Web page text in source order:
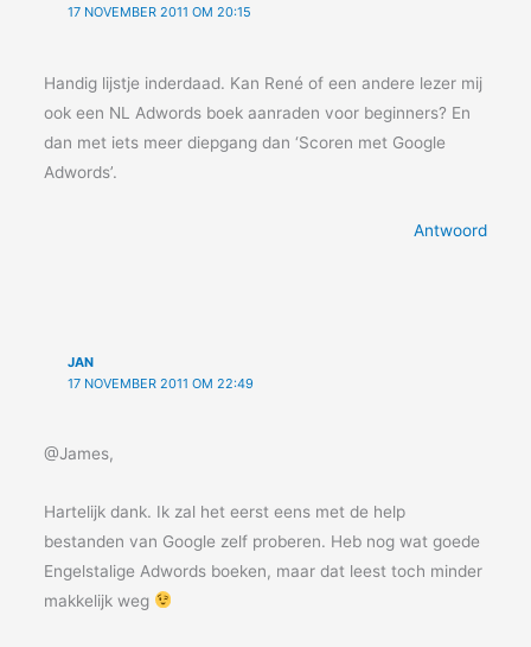
17 NOVEMBER 2011 OM 20:15
Handig lijstje inderdaad. Kan René of een andere lezer mij
ook een NL Adwords boek aanraden voor beginners? En
dan met iets meer diepgang dan ‘Scoren met Google
Adwords’.
Antwoord
JAN
17 NOVEMBER 2011 OM 22:49
@James,
Hartelijk dank. Ik zal het eerst eens met de help
bestanden van Google zelf proberen. Heb nog wat goede
Engelstalige Adwords boeken, maar dat leest toch minder
makkelijk weg